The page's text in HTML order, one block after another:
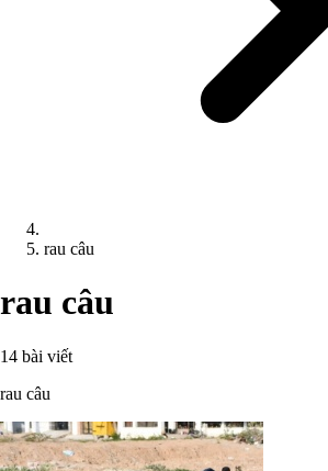
rau câu
rau câu
14 bài viết
rau câu